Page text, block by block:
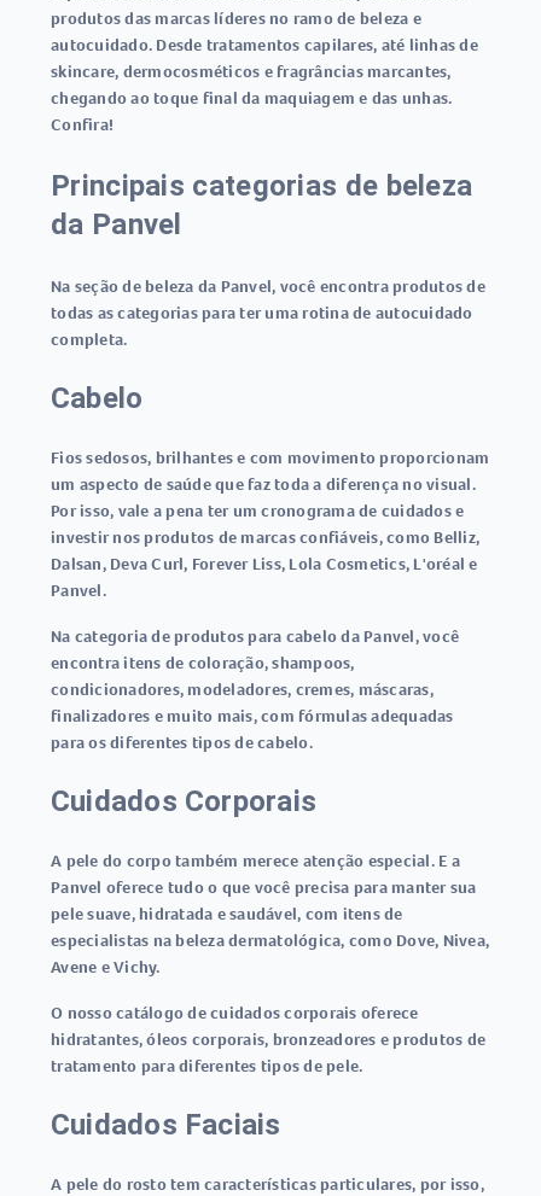
produtos das marcas líderes no ramo de beleza e
autocuidado. Desde tratamentos capilares, até linhas de
skincare, dermocosméticos e fragrâncias marcantes,
chegando ao toque final da maquiagem e das unhas.
Confira!
Principais categorias de beleza
da Panvel
Na seção de beleza da Panvel, você encontra produtos de
todas as categorias para ter uma rotina de autocuidado
completa.
Cabelo
Fios sedosos, brilhantes e com movimento proporcionam
um aspecto de saúde que faz toda a diferença no visual.
Por isso, vale a pena ter um cronograma de cuidados e
investir nos produtos de marcas confiáveis, como Belliz,
Dalsan, Deva Curl, Forever Liss, Lola Cosmetics, L'oréal e
Panvel.
Na categoria de produtos para cabelo da Panvel, você
encontra itens de coloração, shampoos,
condicionadores, modeladores, cremes, máscaras,
finalizadores e muito mais, com fórmulas adequadas
para os diferentes tipos de cabelo.
Cuidados Corporais
A pele do corpo também merece atenção especial. E a
Panvel oferece tudo o que você precisa para manter sua
pele suave, hidratada e saudável, com itens de
especialistas na beleza dermatológica, como Dove, Nivea,
Avene e Vichy.
O nosso catálogo de cuidados corporais oferece
hidratantes, óleos corporais, bronzeadores e produtos de
tratamento para diferentes tipos de pele.
Cuidados Faciais
A pele do rosto tem características particulares, por isso,